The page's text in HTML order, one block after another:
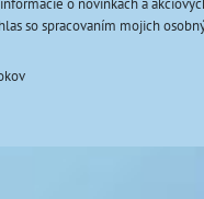
so spracovaním mojich